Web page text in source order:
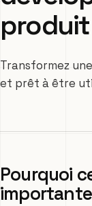
produit
Transformez
et prêt à être
Pourquoi
importante